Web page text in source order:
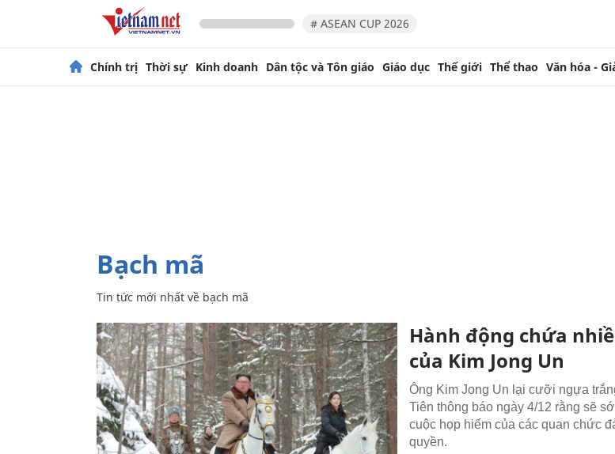
# ASEAN CUP 2026
Chính trị Thời sự Kinh doanh Dân tộc và Tôn giáo Giáo dục Thế giới Thể thao Văn hóa -
bạch mã
Tin tức mới nhất về bạch mã
Hành động chứa
của Kim Jong Un
Ông Kim Jong Un lại cưỡi ngựa
Tiên thông báo ngày 4/12 rằng sẽ
cuộc họp hiếm của các quan chức
quyền.